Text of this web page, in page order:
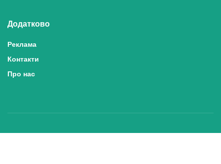
Додатково
Реклама
Контакти
Про нас
Політика конфіденційності та захисту персональних даних